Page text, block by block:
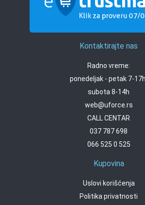
Kontaktirajte nas
Radno vreme:
ponedeljak - petak 7-
subota 8-14h
web@uforce.rs
CALL CENTAR
037 787 698
066 525 0 525
Kupovina
Uslovi korišćenja
Politika privatnosti